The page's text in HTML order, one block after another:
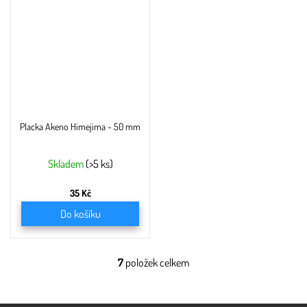
Placka Akeno Himejima - 50 mm
Skladem (>5 ks)
35 Kč
Do košíku
O
7 položek celkem